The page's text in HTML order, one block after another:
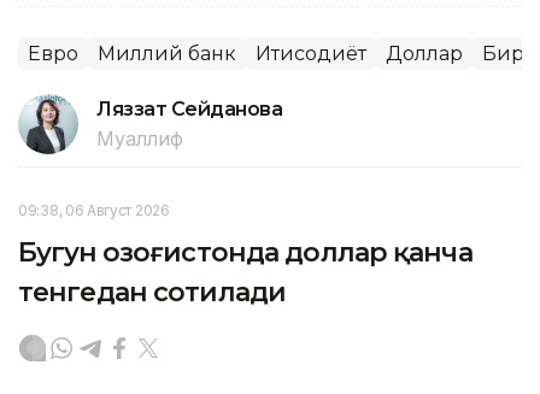
Евро Миллий банк Иқтисодиёт Доллар
Ляззат Сейданова
Муаллиф
09:38, 06 Август 2026
Бугун Қозоғистонда доллар қанча
тенгедан сотилади